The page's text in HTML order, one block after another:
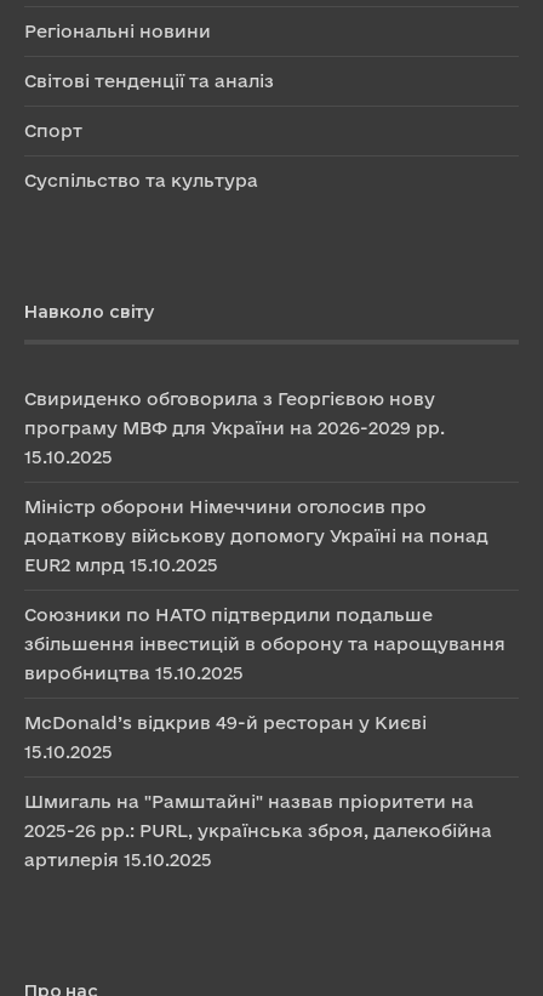
Регіональні новини
Світові тенденції та аналіз
Спорт
Суспільство та культура
Навколо світу
Свириденко обговорила з Георгієвою нову
програму МВФ для України на 2026-2029 рр.
15.10.2025
Міністр оборони Німеччини оголосив про
додаткову військову допомогу Україні на понад
EUR2 млрд 15.10.2025
Союзники по НАТО підтвердили подальше
збільшення інвестицій в оборону та нарощування
виробництва 15.10.2025
McDonald’s відкрив 49-й ресторан у Києві
15.10.2025
Шмигаль на "Рамштайні" назвав пріоритети на
2025-26 рр.: PURL, українська зброя, далекобійна
артилерія 15.10.2025
Про нас